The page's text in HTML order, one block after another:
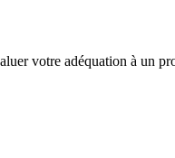
votre adéquation à un